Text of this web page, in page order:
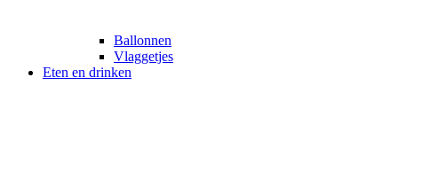
Ballonnen
Vlaggetjes
Eten en drinken